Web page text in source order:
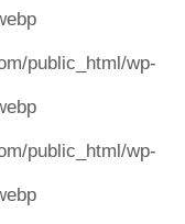
public_html/wp-
public_html/wp-